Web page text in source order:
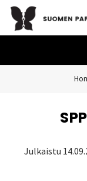
Julkaistu